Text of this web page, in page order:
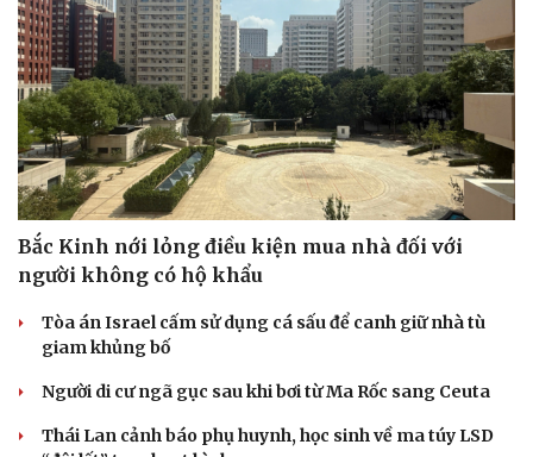
Bắc Kinh nới lỏng điều kiện mua nhà đối với
người không có hộ khẩu
Tòa án Israel cấm sử dụng cá sấu để canh giữ nhà tù
giam khủng bố
Người di cư ngã gục sau khi bơi từ Ma Rốc sang Ceuta
Thái Lan cảnh báo phụ huynh, học sinh về ma túy LSD